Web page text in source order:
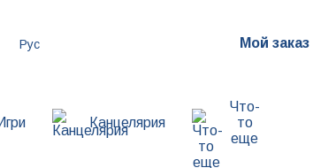
Рус Мой заказ
Игри Канцелярия
Что-
то
еще